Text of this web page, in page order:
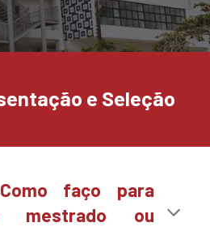
e Seleção
Como faço para
mestrado ou